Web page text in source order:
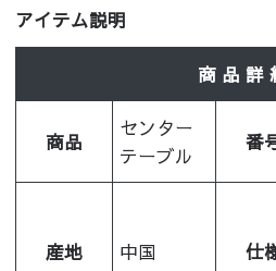
アイテム説明
商 品 詳
商品
センター
テーブル
番
産地 中国 仕